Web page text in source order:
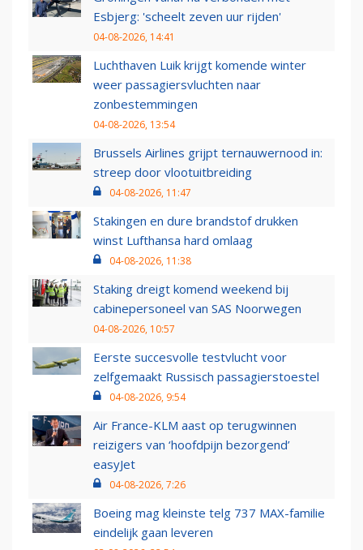
Esbjerg: 'scheelt zeven uur rijden'
04-08-2026, 14:41
Luchthaven Luik krijgt komende winter
weer passagiersvluchten naar
zonbestemmingen
04-08-2026, 13:54
Brussels Airlines grijpt ternauwernood in:
streep door vlootuitbreiding
04-08-2026, 11:47
Stakingen en dure brandstof drukken
winst Lufthansa hard omlaag
04-08-2026, 11:38
Staking dreigt komend weekend bij
cabinepersoneel van SAS Noorwegen
04-08-2026, 10:57
Eerste succesvolle testvlucht voor
zelfgemaakt Russisch passagierstoestel
04-08-2026, 9:54
Air France-KLM aast op terugwinnen
reizigers van ‘hoofdpijn bezorgend’
easyJet
04-08-2026, 7:26
Boeing mag kleinste telg 737 MAX-familie
eindelijk gaan leveren